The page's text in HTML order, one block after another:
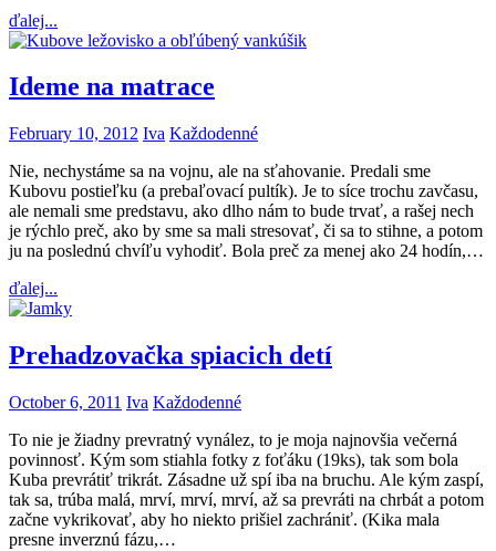
ďalej...
Ideme na matrace
February 10, 2012 Iva Každodenné
Nie, nechystáme sa na vojnu, ale na sťahovanie. Predali sme
Kubovu postieľku (a prebaľovací pultík). Je to síce trochu zavčasu,
ale nemali sme predstavu, ako dlho nám to bude trvať, a rašej nech
je rýchlo preč, ako by sme sa mali stresovať, či sa to stihne, a potom
ju na poslednú chvíľu vyhodiť. Bola preč za menej ako 24 hodín,…
ďalej...
Prehadzovačka spiacich detí
October 6, 2011 Iva Každodenné
To nie je žiadny prevratný vynález, to je moja najnovšia večerná
povinnosť. Kým som stiahla fotky z foťáku (19ks), tak som bola
Kuba prevrátiť trikrát. Zásadne už spí iba na bruchu. Ale kým zaspí,
tak sa, trúba malá, mrví, mrví, mrví, až sa prevráti na chrbát a potom
začne vykrikovať, aby ho niekto prišiel zachrániť. (Kika mala
presne inverznú fázu,…